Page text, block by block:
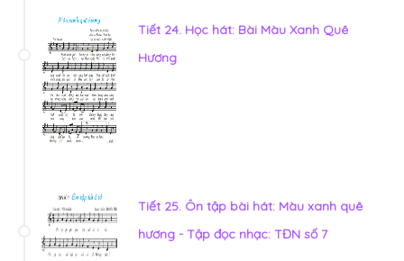
Tiết 24. Học hát: Bài Màu Xanh Quê
Hương
Tiết 25. Ôn tập bài hát: Màu xanh quê
hương - Tập đọc nhạc: TĐN số 7